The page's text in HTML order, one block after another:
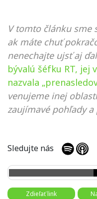
V tomto článku sme
ak máte chuť
nenechajte ujsť aj
bývalú šéfku RT, jej
nazvala
venujeme inej
zaujímavé pohľady
Sledujte nás
Zdieľať link